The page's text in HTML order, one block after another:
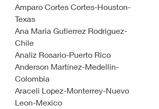
Amparo Cortes Cortes-Houston-
Texas
Ana Maria Gutierrez Rodriguez-
Chile
Analiz Rosario-Puerto Rico
Anderson Martínez-Medellin-
Colombia
Araceli Lopez-Monterrey-Nuevo
Leon-Mexico